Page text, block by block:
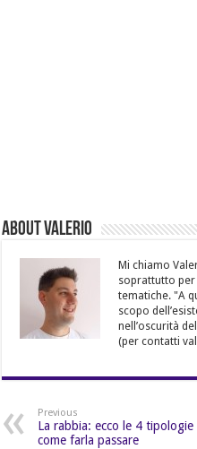
About Valerio
Mi chiamo
soprattutto per
tematiche. "A
scopo
nell’oscurità
(per contatti
Previous
La rabbia: ecco le 4 tipologie
come farla passare